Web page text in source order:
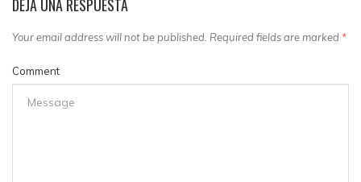
DEJA UNA RESPUESTA
Your email address will not be published. Required fields are marked *
Comment